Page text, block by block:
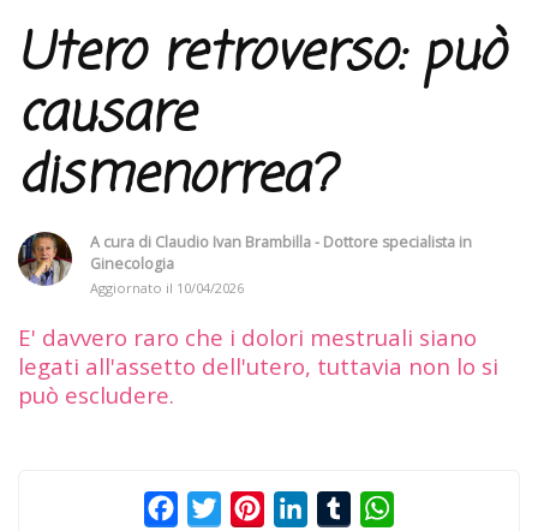
Utero retroverso: può
causare
dismenorrea?
A cura di Claudio Ivan Brambilla - Dottore specialista in
Ginecologia
Aggiornato il 10/04/2026
E' davvero raro che i dolori mestruali siano
legati all'assetto dell'utero, tuttavia non lo si
può escludere.
FacebookTwitterPinterestLinkedInTumblr